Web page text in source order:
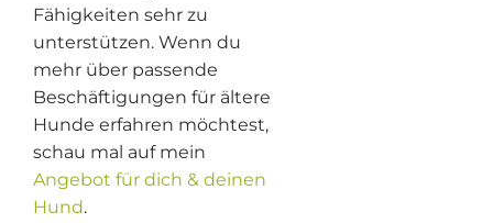
Fähigkeiten sehr zu
unterstützen. Wenn du
mehr über passende
Beschäftigungen für ältere
Hunde erfahren möchtest,
schau mal auf mein
Angebot für dich & deinen
Hund.